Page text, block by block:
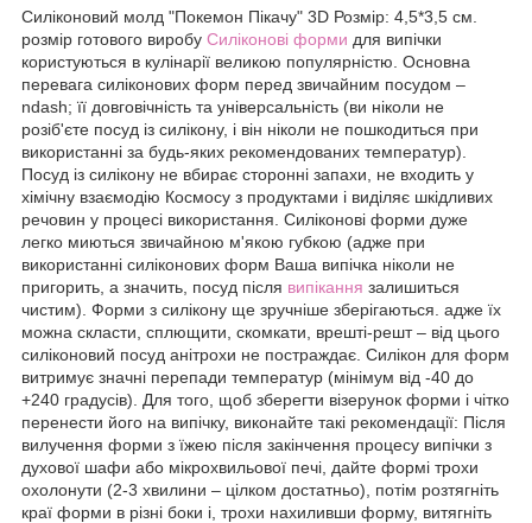
Силіконовий молд "Покемон Пікачу" 3D Розмір: 4,5*3,5 см.
розмір готового виробу Силіконові форми для випічки
користуються в кулінарії великою популярністю. Основна
перевага силіконових форм перед звичайним посудом –
ndash; її довговічність та універсальність (ви ніколи не
розіб'єте посуд із силікону, і він ніколи не пошкодиться при
використанні за будь-яких рекомендованих температур).
Посуд із силікону не вбирає сторонні запахи, не входить у
хімічну взаємодію Космосу з продуктами і виділяє шкідливих
речовин у процесі використання. Силіконові форми дуже
легко миються звичайною м'якою губкою (адже при
використанні силіконових форм Ваша випічка ніколи не
пригорить, а значить, посуд після випікання залишиться
чистим). Форми з силікону ще зручніше зберігаються. адже їх
можна скласти, сплющити, скомкати, врешті-решт – від цього
силіконовий посуд анітрохи не постраждає. Силікон для форм
витримує значні перепади температур (мінімум від -40 до
+240 градусів). Для того, щоб зберегти візерунок форми і чітко
перенести його на випічку, виконайте такі рекомендації: Після
вилучення форми з їжею після закінчення процесу випічки з
духової шафи або мікрохвильової печі, дайте формі трохи
охолонути (2-3 хвилини – цілком достатньо), потім розтягніть
краї форми в різні боки і, трохи нахиливши форму, витягніть